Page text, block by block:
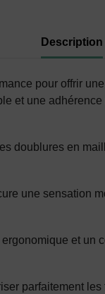
Description
pour offrir
et une
doublures en
une
et
parfaitement